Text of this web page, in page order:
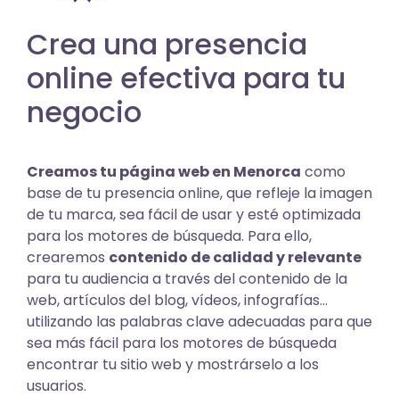
Crea una presencia
online efectiva para tu
negocio
Creamos tu página web en Menorca como
base de tu presencia online, que refleje la imagen
de tu marca, sea fácil de usar y esté optimizada
para los motores de búsqueda. Para ello,
crearemos contenido de calidad y relevante
para tu audiencia a través del contenido de la
web, artículos del blog, vídeos, infografías…
utilizando las palabras clave adecuadas para que
sea más fácil para los motores de búsqueda
encontrar tu sitio web y mostrárselo a los
usuarios.